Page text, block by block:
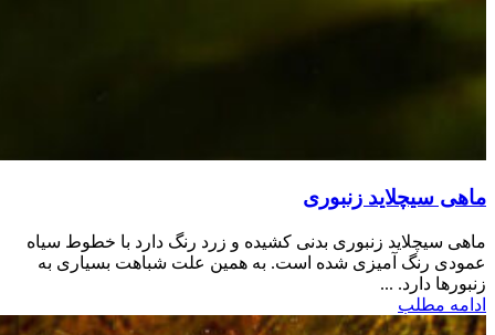
ماهی سیچلاید زنبوری
ماهی سیچلاید زنبوری بدنی کشیده و زرد رنگ دارد با خطوط سیاه
عمودی رنگ آمیزی شده است. به همین علت شباهت بسیاری به
زنبورها دارد. ...
ادامه مطلب